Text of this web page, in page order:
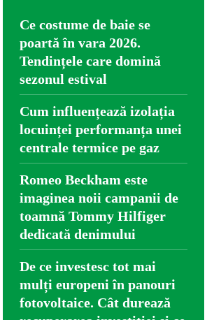
Ce costume de baie se
poartă în vara 2026.
Tendințele care domină
sezonul estival
Cum influențează izolația
locuinței performanța unei
centrale termice pe gaz
Romeo Beckham este
imaginea noii campanii de
toamnă Tommy Hilfiger
dedicată denimului
De ce investesc tot mai
mulți europeni în panouri
fotovoltaice. Cât durează